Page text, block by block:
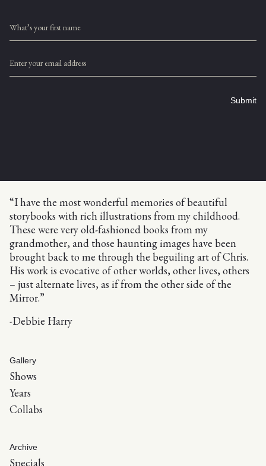
What’s your first name
Enter your email address
Submit
“I have the most wonderful memories of beautiful
storybooks with rich illustrations from my childhood.
These were very old-fashioned books from my
grandmother, and those haunting images have been
brought back to me through the beguiling art of Chris.
His work is evocative of other worlds, other lives, others
– just alternate lives, as if from the other side of the
Mirror.”
-Debbie Harry
Gallery
Shows
Years
Collabs
Archive
Specials